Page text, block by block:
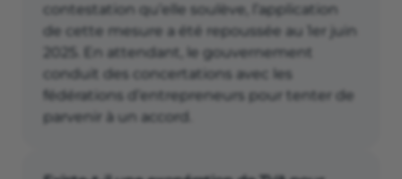
contestation qu’elle soulève, l’application
de cette mesure a été repoussée au 1er juin
2025. En attendant, le gouvernement
conduit des concertations avec les
fédérations d’entrepreneurs pour tenter de
parvenir à un accord.